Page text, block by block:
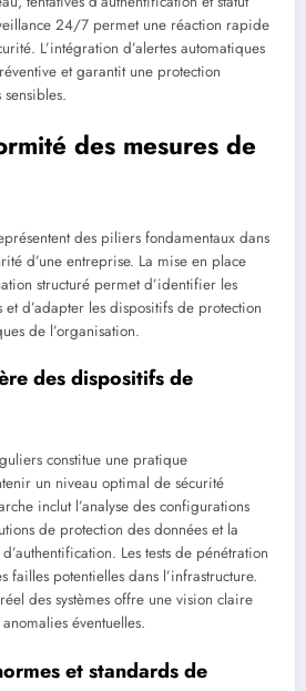
24/7 permet une réaction rapide
L’intégration d’alertes automatiques
et garantit une protection
des mesures de
des piliers fondamentaux dans
d’une entreprise. La mise en place
structuré permet d’identifier les
d’adapter les dispositifs de protection
de l’organisation.
des dispositifs de
constitue une pratique
un niveau optimal de sécurité
inclut l’analyse des configurations
de protection des données et la
Les tests de pénétration
failles potentielles dans l’infrastructure.
des systèmes offre une vision claire
éventuelles.
et standards de